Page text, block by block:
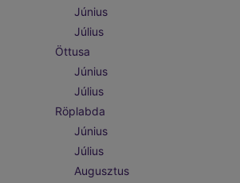
Június
Július
Öttusa
Június
Július
Röplabda
Június
Július
Augusztus